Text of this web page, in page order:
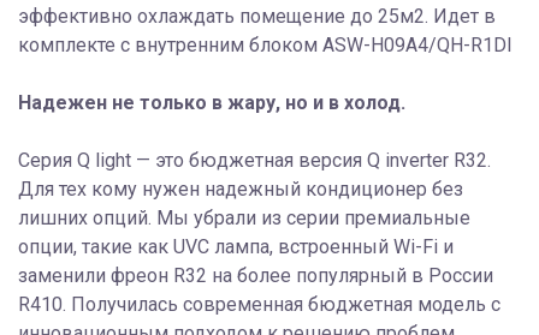
эффективно охлаждать помещение до 25м2. Идет в
комплекте с внутренним блоком ASW-H09A4/QH-R1DI
Надежен не только в жару, но и в холод.
Серия Q light — это бюджетная версия Q inverter R32.
Для тех кому нужен надежный кондиционер без
лишних опций. Мы убрали из серии премиальные
опции, такие как UVC лампа, встроенный Wi-Fi и
заменили фреон R32 на более популярный в России
R410. Получилась современная бюджетная модель с